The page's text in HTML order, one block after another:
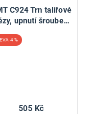
C924 Trn talířové
upnutí šroubem
4 %
505 Kč